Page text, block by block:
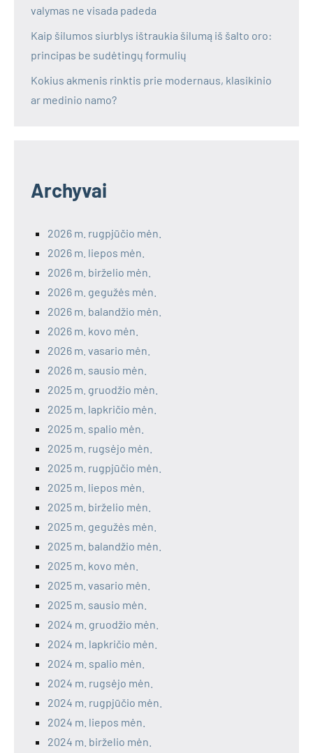
valymas ne visada padeda
Kaip šilumos siurblys ištraukia šilumą iš šalto oro:
principas be sudėtingų formulių
Kokius akmenis rinktis prie modernaus, klasikinio
ar medinio namo?
Archyvai
2026 m. rugpjūčio mėn.
2026 m. liepos mėn.
2026 m. birželio mėn.
2026 m. gegužės mėn.
2026 m. balandžio mėn.
2026 m. kovo mėn.
2026 m. vasario mėn.
2026 m. sausio mėn.
2025 m. gruodžio mėn.
2025 m. lapkričio mėn.
2025 m. spalio mėn.
2025 m. rugsėjo mėn.
2025 m. rugpjūčio mėn.
2025 m. liepos mėn.
2025 m. birželio mėn.
2025 m. gegužės mėn.
2025 m. balandžio mėn.
2025 m. kovo mėn.
2025 m. vasario mėn.
2025 m. sausio mėn.
2024 m. gruodžio mėn.
2024 m. lapkričio mėn.
2024 m. spalio mėn.
2024 m. rugsėjo mėn.
2024 m. rugpjūčio mėn.
2024 m. liepos mėn.
2024 m. birželio mėn.